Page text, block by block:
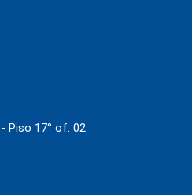
Piso 17° of. 02